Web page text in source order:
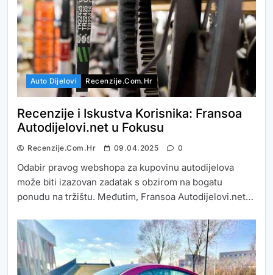
Auto Dijelovi Recenzije.com.hr
Recenzije i Iskustva Korisnika: Fransoa
Autodijelovi.net u Fokusu
Recenzije.com.hr 09.04.2025 0
Odabir pravog webshopa za kupovinu autodijelova
može biti izazovan zadatak s obzirom na bogatu
ponudu na tržištu. Međutim, Fransoa Autodijelovi.net…